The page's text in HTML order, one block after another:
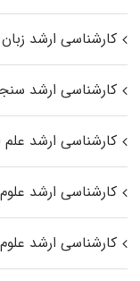
کارشناسی ارشد
کارشناسی ارشد
کارشناسی ارشد
کارشناسی ارشد
کارشناسی ارشد